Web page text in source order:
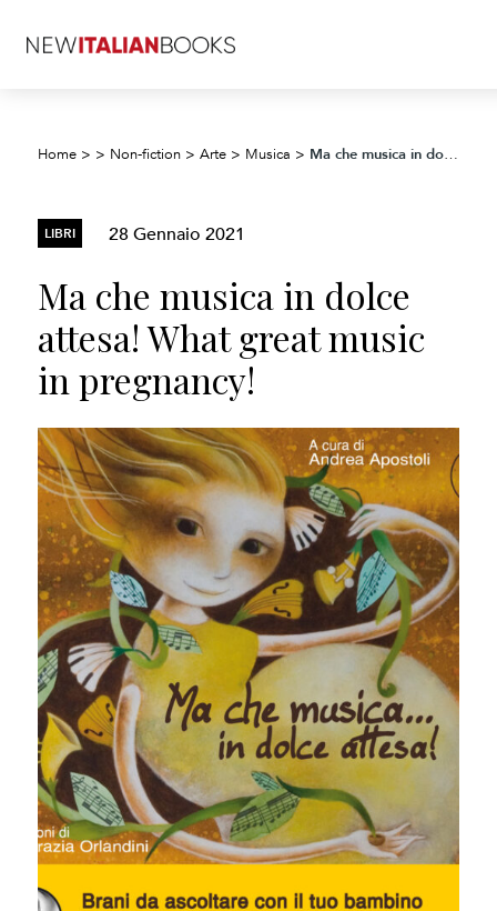
Home > > Non-fiction >Arte > Musica > Ma che musica in dolce attesa! What great music in pregnancy!
LIBRI 28 Gennaio 2021
Ma che musica in dolce
attesa! What great music
in pregnancy!